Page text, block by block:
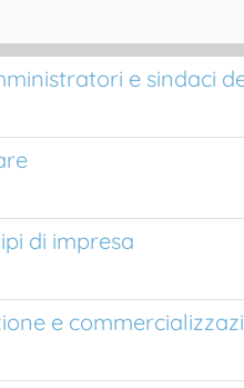
e sindaci
di impresa
e